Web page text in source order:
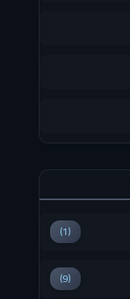
(1)
(9)